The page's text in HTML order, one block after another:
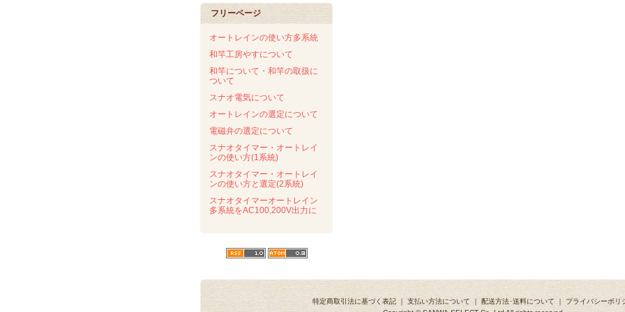
フリーページ
オートレインの使い方多系統
和竿工房やすについて
和竿について・和竿の取扱に
ついて
スナオ電気について
オートレインの選定について
電磁弁の選定について
スナオタイマー・オートレイ
ンの使い方(1系統)
スナオタイマー・オートレイ
ンの使い方と選定(2系統)
スナオタイマーオートレイン
多系統をAC100,200V出力に
特定商取引法に基づく表記 ｜ 支払い方法について ｜ 配送方法･送料について ｜ プライバシーポリ